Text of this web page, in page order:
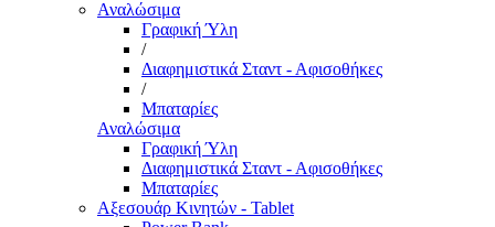
Αναλώσιμα
Γραφική Ύλη
/
Διαφημιστικά Σταντ - Αφισοθήκες
/
Μπαταρίες
Αναλώσιμα
Γραφική Ύλη
Διαφημιστικά Σταντ - Αφισοθήκες
Μπαταρίες
Αξεσουάρ Κινητών - Tablet